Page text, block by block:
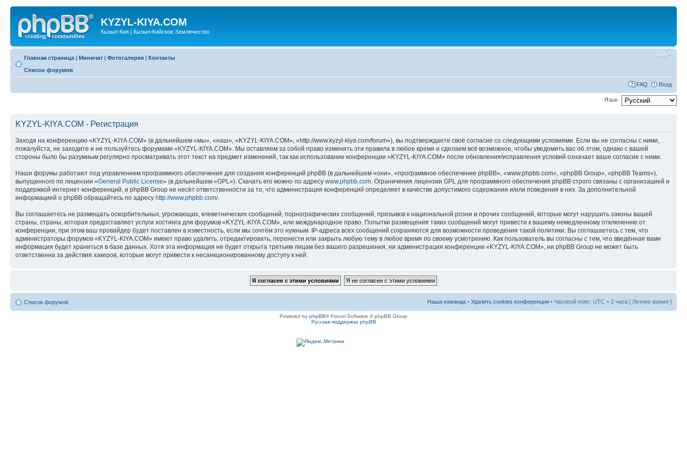
KYZYL-KIYA.COM
Кызыл-Кия | Кызыл-Кийское Землячество
Главная страница | Миничат | Фотогалерея | Контакты
Список форумов
FAQ Вход
Язык:
KYZYL-KIYA.COM - Регистрация
Заходя на конференцию «KYZYL-KIYA.COM» (в дальнейшем «мы», «наш», «KYZYL-KIYA.COM», «http://www.kyzyl-kiya.com/forum»), вы подтверждаете своё согласие со следующими условиями. Если вы не согласны с ними,
пожалуйста, не заходите и не пользуйтесь форумами «KYZYL-KIYA.COM». Мы оставляем за собой право изменять эти правила в любое время и сделаем всё возможное, чтобы уведомить вас об этом, однако с вашей
стороны было бы разумным регулярно просматривать этот текст на предмет изменений, так как использование конференции «KYZYL-KIYA.COM» после обновления/исправления условий означает ваше согласие с ними.
Наши форумы работают под управлением программного обеспечения для создания конференций phpBB (в дальнейшем «они», «программное обеспечение phpBB», «www.phpbb.com», «phpBB Group», «phpBB Teams»),
выпущенного по лицензии «General Public License» (в дальнейшем «GPL»). Скачать его можно по адресу www.phpbb.com. Ограничения лицензии GPL для программного обеспечения phpBB строго связаны с организацией и
поддержкой интернет-конференций, и phpBB Group не несёт ответственности за то, что администрация конференций определяет в качестве допустимого содержания и/или поведения в них. За дополнительной
информацией о phpBB обращайтесь по адресу http://www.phpbb.com/.
Вы соглашаетесь не размещать оскорбительных, угрожающих, клеветнических сообщений, порнографических сообщений, призывов к национальной розни и прочих сообщений, которые могут нарушить законы вашей
страны, страны, которая предоставляет услуги хостинга для форумов «KYZYL-KIYA.COM», или международное право. Попытки размещения таких сообщений могут привести к вашему немедленному отключению от
конференции, при этом ваш провайдер будет поставлен в известность, если мы сочтём это нужным. IP-адреса всех сообщений сохраняются для возможности проведения такой политики. Вы соглашаетесь с тем, что
администраторы форумов «KYZYL-KIYA.COM» имеют право удалить, отредактировать, перенести или закрыть любую тему в любое время по своему усмотрению. Как пользователь вы согласны с тем, что введённая вами
информация будет храниться в базе данных. Хотя эта информация не будет открыта третьим лицам без вашего разрешения, ни администрация конференции «KYZYL-KIYA.COM», ни phpBB Group не может быть
ответственна за действия хакеров, которые могут привести к несанкционированному доступу к ней.
Список форумов Наша команда • Удалить cookies конференции • Часовой пояс: UTC + 2 часа [ Летнее время ]
Powered by phpBB® Forum Software © phpBB Group
Русская поддержка phpBB